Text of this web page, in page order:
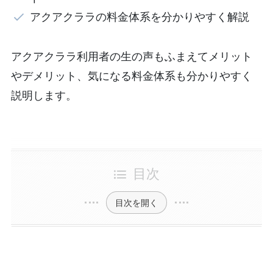
アクアクララの料金体系を分かりやすく解説
アクアクララ利用者の生の声もふまえてメリット
やデメリット、気になる料金体系も分かりやすく
説明します。
目次
目次を開く